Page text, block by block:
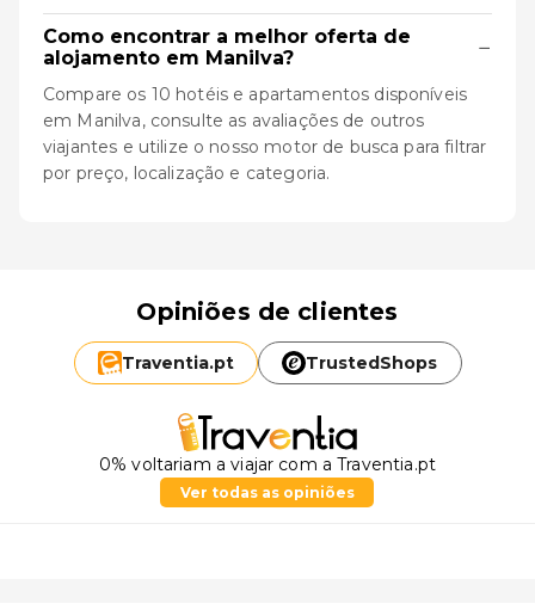
Como encontrar a melhor oferta de
alojamento em Manilva?
−
Compare os 10 hotéis e apartamentos disponíveis
em Manilva, consulte as avaliações de outros
viajantes e utilize o nosso motor de busca para filtrar
por preço, localização e categoria.
Opiniões de clientes
Traventia.pt TrustedShops
0% voltariam a viajar com a Traventia.pt
Ver todas as opiniões